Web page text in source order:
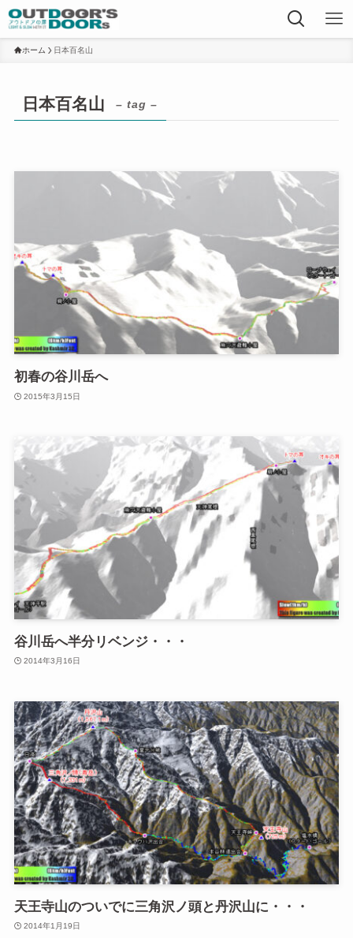
ホーム 日本百名山
日本百名山 – tag –
初春の谷川岳へ
2015年3月15日
谷川岳へ半分リベンジ・・・
2014年3月16日
天王寺山のついでに三角沢ノ頭と丹沢山に・・・
2014年1月19日